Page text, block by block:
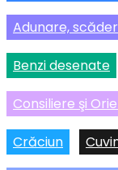
Adunare,
Benzi desenate
Consiliere şi
Crăciun